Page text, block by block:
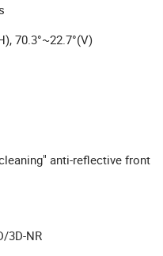
70.3°~22.7°(V)
anti-reflective front
3D-NR